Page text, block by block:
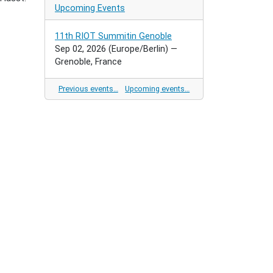
Upcoming Events
11th RIOT Summitin Genoble
Sep 02, 2026 (Europe/Berlin) —
Grenoble, France
Previous events… Upcoming events…